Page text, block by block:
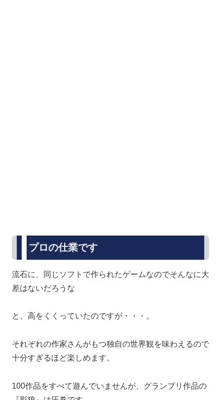
プロの仕業です
流石に、同じソフトで作られたゲームなのでそんなに大
差はないだろうな
と、高をくくっていたのですが・・・。
それぞれの作家さんがもつ独自の世界観を味わえるので
十分すぎるほど楽しめます。
100作品をすべて遊んでいませんが、グランプリ作品の